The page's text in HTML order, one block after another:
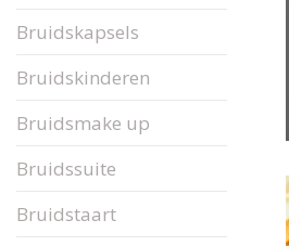
Bruidskapsels
Bruidskinderen
Bruidsmake up
Bruidssuite
Bruidstaart